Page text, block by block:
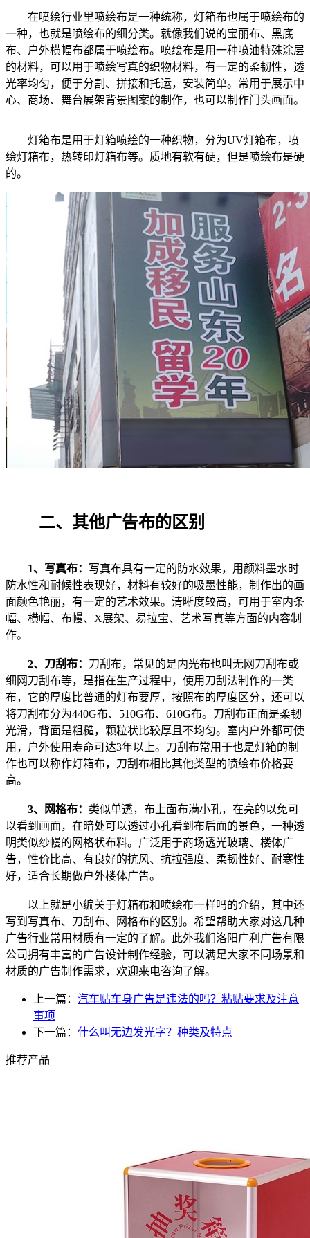
在喷绘行业里喷绘布是一种统称，灯箱布也属于喷绘布的
一种，也就是喷绘布的细分类。就像我们说的宝丽布、黑底
布、户外横幅布都属于喷绘布。喷绘布是用一种喷油特殊涂层
的材料，可以用于喷绘写真的织物材料，有一定的柔韧性，透
光率均匀，便于分割、拼接和托运，安装简单。常用于展示中
心、商场、舞台展架背景图案的制作，也可以制作门头画面。
灯箱布是用于灯箱喷绘的一种织物，分为UV灯箱布，喷
绘灯箱布，热转印灯箱布等。质地有软有硬，但是喷绘布是硬
的。
二、其他广告布的区别
1、写真布： 写真布具有一定的防水效果，用颜料墨水时
防水性和耐候性表现好，材料有较好的吸墨性能，制作出的画
面颜色艳丽，有一定的艺术效果。清晰度较高，可用于室内条
幅、横幅、布幔、X展架、易拉宝、艺术写真等方面的内容制
作。
2、刀刮布： 刀刮布，常见的是内光布也叫无网刀刮布或
细网刀刮布等，是指在生产过程中，使用刀刮法制作的一类
布，它的厚度比普通的灯布要厚，按照布的厚度区分，还可以
将刀刮布分为440G布、510G布、610G布。刀刮布正面是柔韧
光滑，背面是粗糙，颗粒状比较厚且不均匀。室内户外都可使
用，户外使用寿命可达3年以上。刀刮布常用于也是灯箱的制
作也可以称作灯箱布，刀刮布相比其他类型的喷绘布价格要
高。
3、网格布： 类似单透，布上面布满小孔，在亮的以免可
以看到画面，在暗处可以透过小孔看到布后面的景色，一种透
明类似纱幔的网格状布料。广泛用于商场透光玻璃、楼体广
告，性价比高、有良好的抗风、抗拉强度、柔韧性好、耐寒性
好，适合长期做户外楼体广告。
以上就是小编关于灯箱布和喷绘布一样吗的介绍，其中还
写到写真布、刀刮布、网格布的区别。希望帮助大家对这几种
广告行业常用材质有一定的了解。此外我们洛阳广利广告有限
公司拥有丰富的广告设计制作经验，可以满足大家不同场景和
材质的广告制作需求，欢迎来电咨询了解。
上一篇： 汽车贴车身广告是违法的吗？粘贴要求及注意
事项
下一篇： 什么叫无边发光字？种类及特点
推荐产品